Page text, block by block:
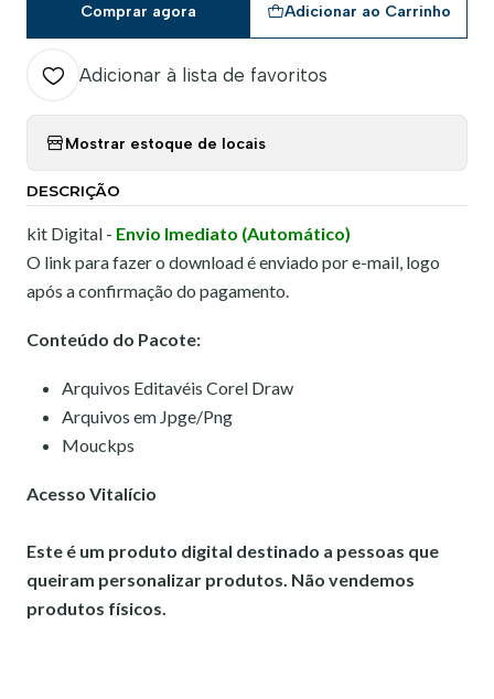
Adicionar ao Carrinho
Comprar agora
Adicionar à lista de favoritos
Mostrar estoque de locais
DESCRIÇÃO
kit Digital - Envio Imediato (Automático)
O link para fazer o download é enviado por e-mail, logo
após a confirmação do pagamento.
Conteúdo do Pacote:
Arquivos Editavéis Corel Draw
Arquivos em Jpge/Png
Mouckps
Acesso Vitalício
Este é um produto digital destinado a pessoas que
queiram personalizar produtos. Não vendemos
produtos físicos.